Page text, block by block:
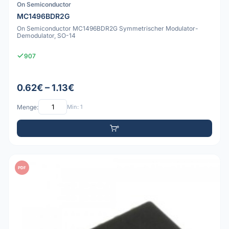
On Semiconductor
MC1496BDR2G
On Semiconductor MC1496BDR2G Symmetrischer Modulator-
Demodulator, SO-14
907
0.62€ – 1.13€
Menge: Min: 1
PDF